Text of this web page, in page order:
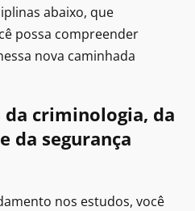
abaixo, que
possa compreender
nova caminhada
da criminologia, da
da segurança
nos estudos, você